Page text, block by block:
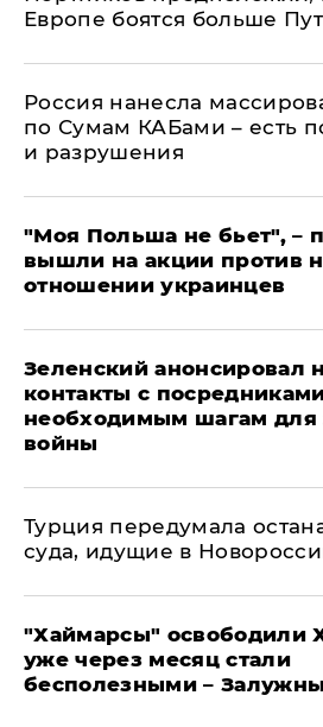
Европе боятся больше
Россия нанесла
по Сумам КАБами – есть
и разрушения
"Моя Польша не бьет", –
вышли на акции против
отношении украинцев
Зеленский анонсировал
контакты с
необходимым шагам для
войны
Турция передумала
суда, идущие в
"Хаймарсы" освободили
уже через месяц стали
бесполезными –